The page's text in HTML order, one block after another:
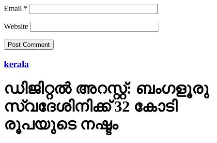
Email *
Website
kerala
ഡിജിറ്റല്‍ അറസ്റ്റ്: ബംഗളൂരു
സ്വദേശിനിക്ക് 32 കോടി
രൂപയുടെ നഷ്ടം